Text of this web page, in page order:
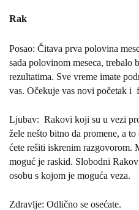
Rak
Posao: Čitava prva polovina
sada polovinom meseca, trebalo
rezultatima. Sve vreme imate
vas. Očekuje vas novi početak i
Ljubav: Rakovi koji su u vezi
žele nešto bitno da promene, a
ćete rešiti iskrenim razgovorom.
moguć je raskid. Slobodni
osobu s kojom je moguća veza.
Zdravlje: Odlično se osećate.